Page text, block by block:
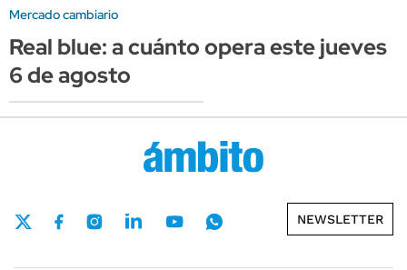
Mercado cambiario
Real blue: a cuánto opera este jueves
6 de agosto
NEWSLETTER